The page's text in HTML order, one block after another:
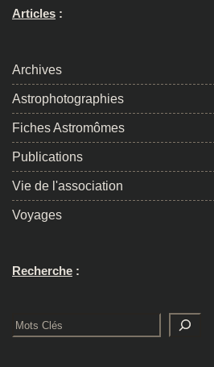
Articles :
Archives
Astrophotographies
Fiches Astromômes
Publications
Vie de l'association
Voyages
Recherche :
Rechercher